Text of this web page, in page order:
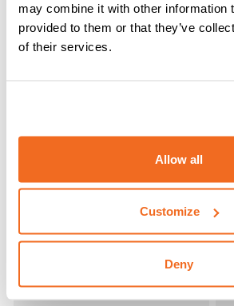
may combine it with other information
provided to them or that they’ve
of their services.
Allow all
Customize
Deny
N9: CARACTERÍSTICAS
Monofásica 50/60 Hz
Potencia nominal al 50
Potencia máx. de soldadura